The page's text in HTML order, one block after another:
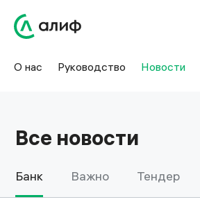
О нас Руководство Новости
Все новости
Банк Важно Тендер